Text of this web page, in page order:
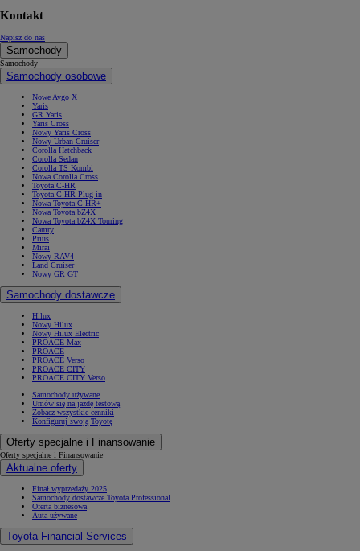
Kontakt
Napisz do nas
Samochody
Samochody
Samochody osobowe
Nowe Aygo X
Yaris
GR Yaris
Yaris Cross
Nowy Yaris Cross
Nowy Urban Cruiser
Corolla Hatchback
Corolla Sedan
Corolla TS Kombi
Nowa Corolla Cross
Toyota C-HR
Toyota C-HR Plug-in
Nowa Toyota C-HR+
Nowa Toyota bZ4X
Nowa Toyota bZ4X Touring
Camry
Prius
Mirai
Nowy RAV4
Land Cruiser
Nowy GR GT
Samochody dostawcze
Hilux
Nowy Hilux
Nowy Hilux Electric
PROACE Max
PROACE
PROACE Verso
PROACE CITY
PROACE CITY Verso
Samochody używane
Umów się na jazdę testową
Zobacz wszystkie cenniki
Konfiguruj swoją Toyotę
Oferty specjalne i Finansowanie
Oferty specjalne i Finansowanie
Aktualne oferty
Finał wyprzedaży 2025
Samochody dostawcze Toyota Professional
Oferta biznesowa
Auta używane
Toyota Financial Services